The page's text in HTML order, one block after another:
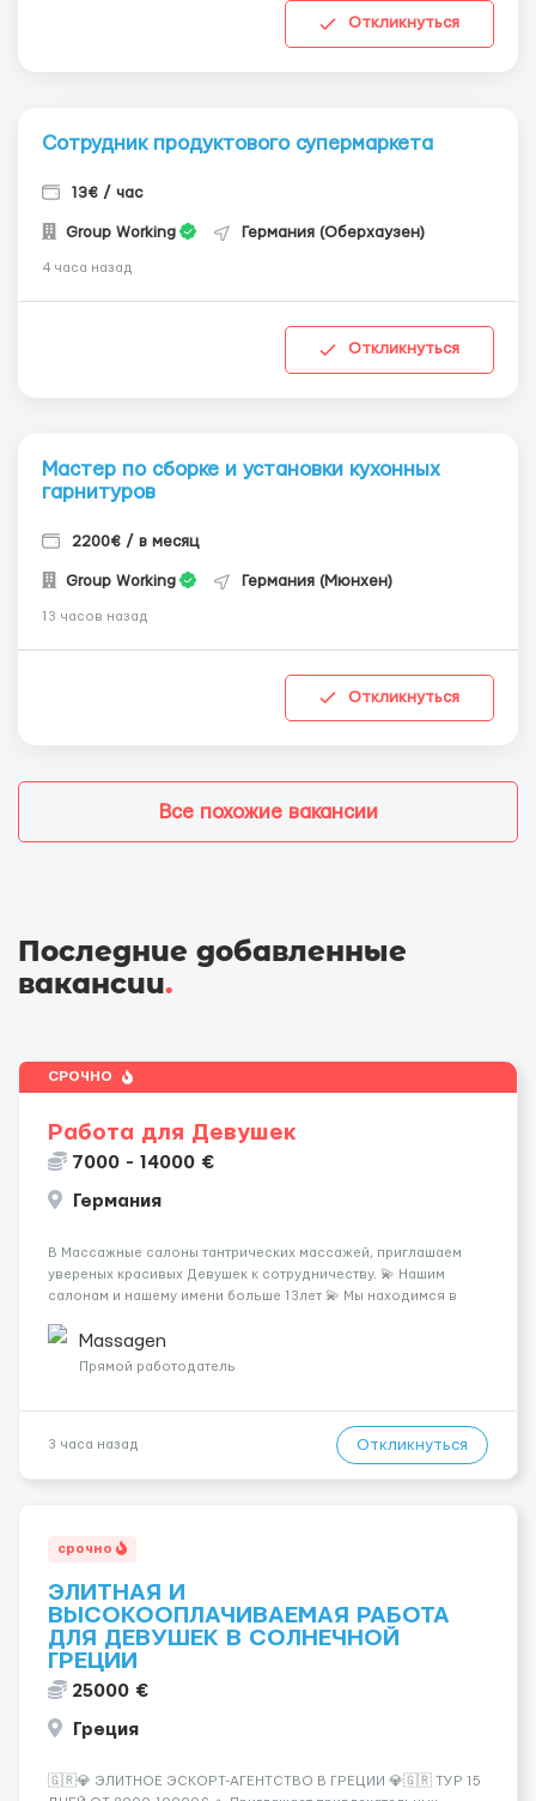
Откликнуться
Сотрудник продуктового супермаркета
13€ / час
Group Working Германия (Оберхаузен)
4 часа назад
Откликнуться
Мастер по сборке и установки кухонных
гарнитуров
2200€ / в месяц
Group Working Германия (Мюнхен)
13 часов назад
Откликнуться
Все похожие вакансии
Последние добавленные
вакансии.
СРОЧНО
Работа для Девушек
7000 - 14000 €
Германия
В Массажные салоны тантрических массажей, приглашаем
увереных красивых Девушек к сотрудничеству. 💫 Нашим
салонам и нашему имени больше 13лет 💫 Мы находимся в
заработная плата 💚Мы гарантируем Наличие работы. Поток 💝
incall / Out...
Massagen
Прямой работодатель
3 часа назад Откликнуться
срочно
ЭЛИТНАЯ И
ВЫСОКООПЛАЧИВАЕМАЯ РАБОТА
ДЛЯ ДЕВУШЕК В СОЛНЕЧНОЙ
ГРЕЦИИ
25000 €
Греция
🇬🇷💎 ЭЛИТНОЕ ЭСКОРТ-АГЕНТСТВО В ГРЕЦИИ 💎🇬🇷 ТУР 15